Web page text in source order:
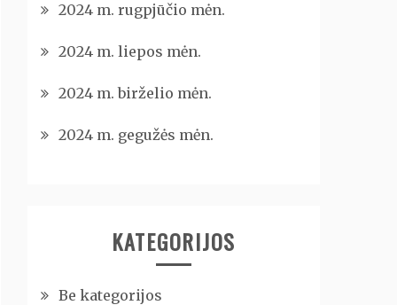
2024 m. rugpjūčio mėn.
2024 m. liepos mėn.
2024 m. birželio mėn.
2024 m. gegužės mėn.
KATEGORIJOS
Be kategorijos